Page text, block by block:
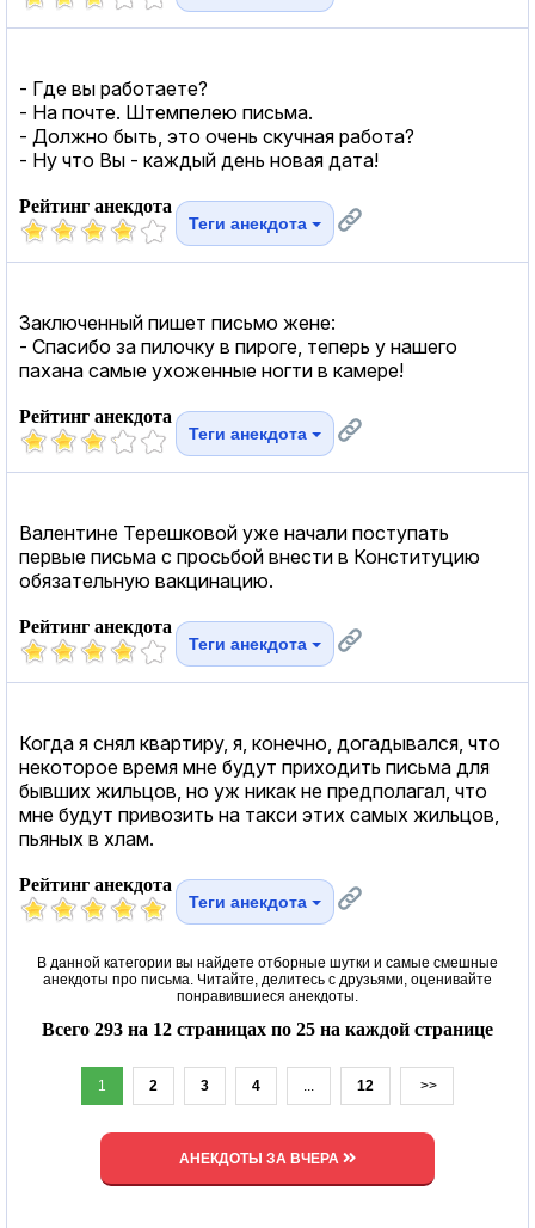
- Где вы работаете?
- На почте. Штемпелею письма.
- Должно быть, это очень скучная работа?
- Ну что Вы - каждый день новая дата!
Рейтинг анекдота
Теги анекдота
Заключенный пишет письмо жене:
- Спасибо за пилочку в пироге, теперь у нашего
пахана самые ухоженные ногти в камере!
Рейтинг анекдота
Теги анекдота
Валентине Терешковой уже начали поступать
первые письма с просьбой внести в Конституцию
обязательную вакцинацию.
Рейтинг анекдота
Теги анекдота
Когда я снял квартиру, я, конечно, догадывался, что
некоторое время мне будут приходить письма для
бывших жильцов, но уж никак не предполагал, что
мне будут привозить на такси этих самых жильцов,
пьяных в хлам.
Рейтинг анекдота
Теги анекдота
В данной категории вы найдете отборные шутки и самые смешные
анекдоты про письма. Читайте, делитесь с друзьями, оценивайте
понравившиеся анекдоты.
Всего 293 на 12 страницах по 25 на каждой странице
1 2 3 4 ... 12 >>
АНЕКДОТЫ ЗА ВЧЕРА